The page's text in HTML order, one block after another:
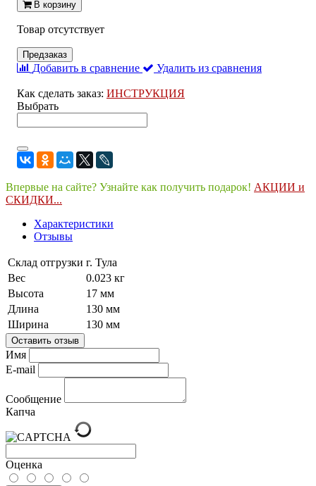
В корзину
Товар отсутствует
Предзаказ
Добавить в сравнение Удалить из сравнения
Как сделать заказ: ИНСТРУКЦИЯ
Выбрать
Впервые на сайте? Узнайте как получить подарок! АКЦИИ и
СКИДКИ...
Характеристики
Отзывы
Склад отгрузки г. Тула
Вес
0.023 кг
Высота
17 мм
Длина
130 мм
Ширина
130 мм
Оставить отзыв
Имя
E-mail
Сообщение
Капча
Оценка